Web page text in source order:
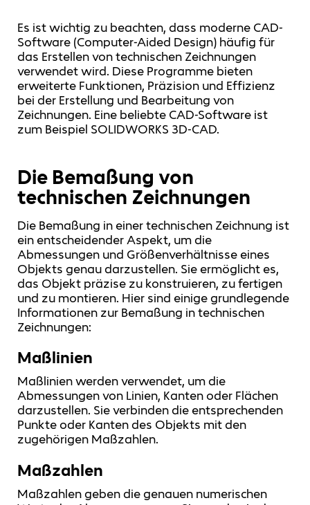
Es ist wichtig zu beachten, dass moderne CAD-
Software (Computer-Aided Design) häufig für
das Erstellen von technischen Zeichnungen
verwendet wird. Diese Programme bieten
erweiterte Funktionen, Präzision und Effizienz
bei der Erstellung und Bearbeitung von
Zeichnungen. Eine beliebte CAD-Software ist
zum Beispiel SOLIDWORKS 3D-CAD.
Die Bemaßung von
technischen Zeichnungen
Die Bemaßung in einer technischen Zeichnung ist
ein entscheidender Aspekt, um die
Abmessungen und Größenverhältnisse eines
Objekts genau darzustellen. Sie ermöglicht es,
das Objekt präzise zu konstruieren, zu fertigen
und zu montieren. Hier sind einige grundlegende
Informationen zur Bemaßung in technischen
Zeichnungen:
Maßlinien
Maßlinien werden verwendet, um die
Abmessungen von Linien, Kanten oder Flächen
darzustellen. Sie verbinden die entsprechenden
Punkte oder Kanten des Objekts mit den
zugehörigen Maßzahlen.
Maßzahlen
Maßzahlen geben die genauen numerischen